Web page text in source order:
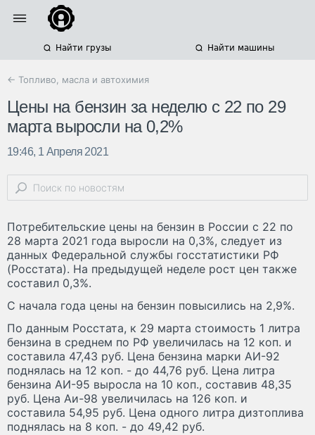
Найти грузы Найти машины
← Топливо, масла и автохимия
Цены на бензин за неделю с 22 по 29
марта выросли на 0,2%
19:46, 1 Апреля 2021
Потребительские цены на бензин в России с 22 по
28 марта 2021 года выросли на 0,3%, следует из
данных Федеральной службы госстатистики РФ
(Росстата). На предыдущей неделе рост цен также
составил 0,3%.
С начала года цены на бензин повысились на 2,9%.
По данным Росстата, к 29 марта стоимость 1 литра
бензина в среднем по РФ увеличилась на 12 коп. и
составила 47,43 руб. Цена бензина марки АИ-92
поднялась на 12 коп. - до 44,76 руб. Цена литра
бензина АИ-95 выросла на 10 коп., составив 48,35
руб. Цена Аи-98 увеличилась на 126 коп. и
составила 54,95 руб. Цена одного литра дизтоплива
поднялась на 8 коп. - до 49,42 руб.